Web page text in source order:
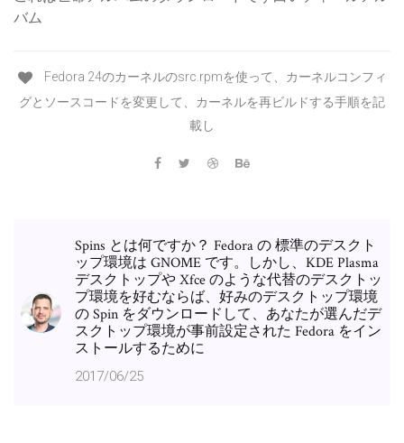
バム
Fedora 24のカーネルのsrc.rpmを使って、カーネルコンフィ
グとソースコードを変更して、カーネルを再ビルドする手順を記
載し
Spins とは何ですか？ Fedora の 標準のデスクト
ップ環境は GNOME です。しかし、KDE Plasma
デスクトップや Xfce のような代替のデスクトッ
プ環境を好むならば、好みのデスクトップ環境
の Spin をダウンロードして、あなたが選んだデ
スクトップ環境が事前設定された Fedora をイン
ストールするために
2017/06/25